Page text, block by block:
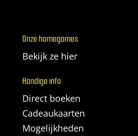
Onze homegames
Bekijk ze hier
Handige info
Direct boeken
Cadeaukaarten
Mogelijkheden